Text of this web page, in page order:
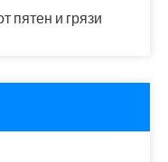
пятен и грязи